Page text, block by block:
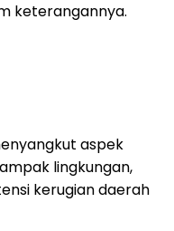
keterangannya.
aspek
lingkungan,
kerugian daerah